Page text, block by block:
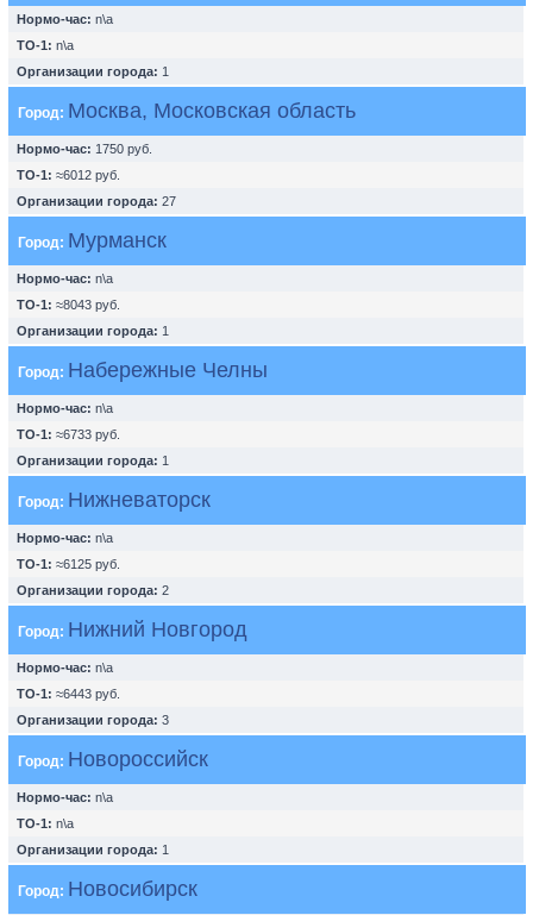
Нормо-час: n\a
ТО-1: n\a
Организации города: 1
Город: Москва, Московская область
Нормо-час: 1750 руб.
ТО-1: ≈6012 руб.
Организации города: 27
Город: Мурманск
Нормо-час: n\a
ТО-1: ≈8043 руб.
Организации города: 1
Город: Набережные Челны
Нормо-час: n\a
ТО-1: ≈6733 руб.
Организации города: 1
Город: Нижневаторск
Нормо-час: n\a
ТО-1: ≈6125 руб.
Организации города: 2
Город: Нижний Новгород
Нормо-час: n\a
ТО-1: ≈6443 руб.
Организации города: 3
Город: Новороссийск
Нормо-час: n\a
ТО-1: n\a
Организации города: 1
Город: Новосибирск